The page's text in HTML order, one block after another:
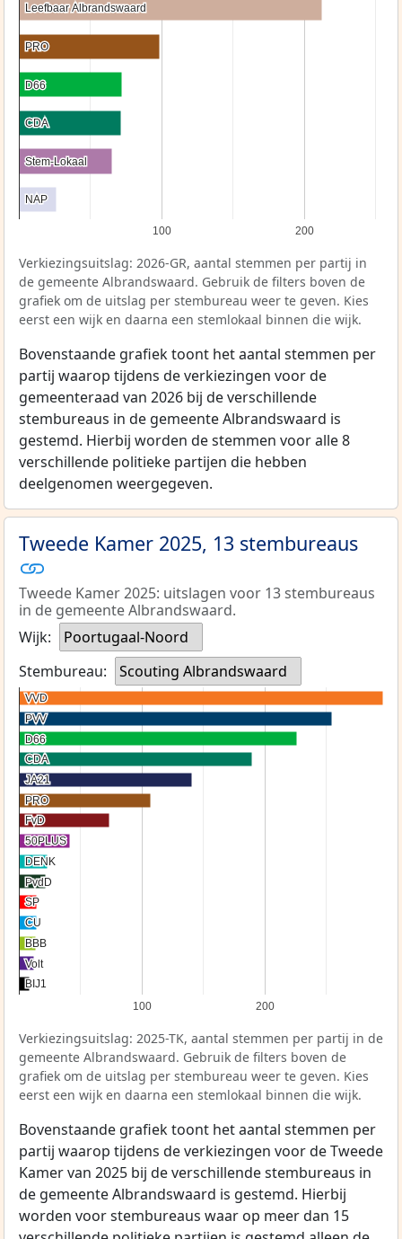
100 200
Leefbaar Albrandswaard
Leefbaar Albrandswaard
PRO
PRO
D66
D66
CDA
CDA
Stem-Lokaal
Stem-Lokaal
NAP
NAP
Verkiezingsuitslag: 2026-GR, aantal stemmen per partij in
de gemeente Albrandswaard. Gebruik de filters boven de
grafiek om de uitslag per stembureau weer te geven. Kies
eerst een wijk en daarna een stemlokaal binnen die wijk.
Bovenstaande grafiek toont het aantal stemmen per
partij waarop tijdens de verkiezingen voor de
gemeenteraad van 2026 bij de verschillende
stembureaus in de gemeente Albrandswaard is
gestemd. Hierbij worden de stemmen voor alle 8
verschillende politieke partijen die hebben
deelgenomen weergegeven.
Tweede Kamer 2025, 13 stembureaus
Tweede Kamer 2025: uitslagen voor 13 stembureaus
in de gemeente Albrandswaard.
Wijk:
Poortugaal-Noord
Stembureau:
Scouting Albrandswaard
100 200
VVD
VVD
PVV
PVV
D66
D66
CDA
CDA
JA21
JA21
PRO
PRO
FvD
FvD
50PLUS
50PLUS
DENK
DENK
PvdD
PvdD
SP
SP
CU
CU
BBB
BBB
Volt
Volt
BIJ1
BIJ1
Verkiezingsuitslag: 2025-TK, aantal stemmen per partij in de
gemeente Albrandswaard. Gebruik de filters boven de
grafiek om de uitslag per stembureau weer te geven. Kies
eerst een wijk en daarna een stemlokaal binnen die wijk.
Bovenstaande grafiek toont het aantal stemmen per
partij waarop tijdens de verkiezingen voor de Tweede
Kamer van 2025 bij de verschillende stembureaus in
de gemeente Albrandswaard is gestemd. Hierbij
worden voor stembureaus waar op meer dan 15